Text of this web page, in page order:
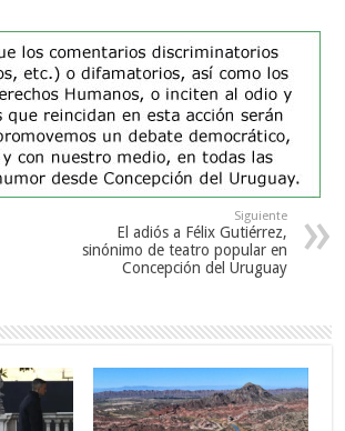
Siguiente
El adiós a Félix Gutiérrez,
sinónimo de teatro popular en
Concepción del Uruguay